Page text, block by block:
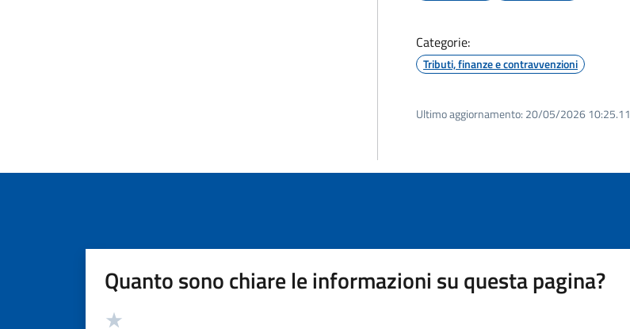
Categorie:
Tributi, finanze e contravvenzioni
Ultimo aggiornamento: 20/05/2026 10:25.11
Quanto sono chiare le informazioni su questa pagina?
Valutazione